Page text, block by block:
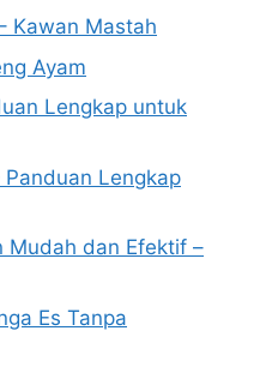
Kawan Mastah
Ayam
Lengkap untuk
Panduan Lengkap
Mudah dan Efektif –
Es Tanpa